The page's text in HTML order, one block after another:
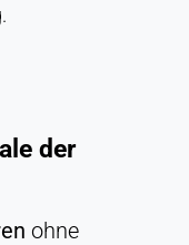
der
ohne